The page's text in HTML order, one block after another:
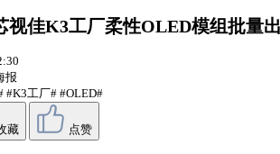
视佳K3工厂柔性OLED模组批量
报
#K3工厂# #OLED#
藏 点赞